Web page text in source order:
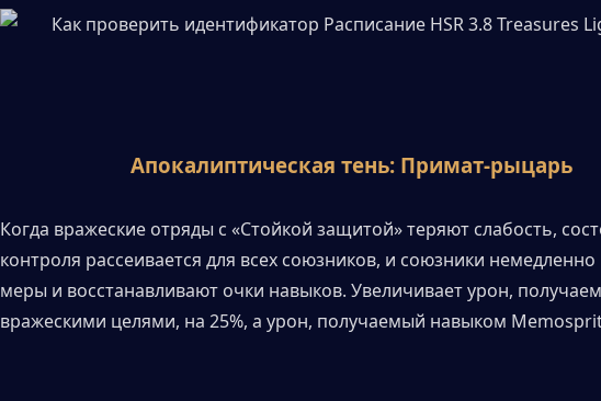
Апокалиптическая тень: Примат-рыцарь
Когда вражеские отряды с «Стойкой защитой» теряют слабость,
контроля рассеивается для всех союзников, и союзники
меры и восстанавливают очки навыков. Увеличивает урон,
вражескими целями, на 25%, а урон, получаемый навыком